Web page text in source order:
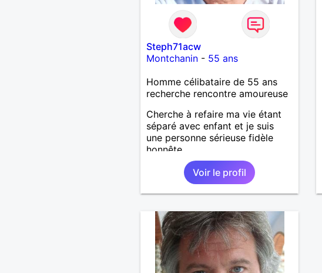
Steph71acw
Montchanin- 55 ans
Homme célibataire de 55 ans
recherche rencontre amoureuse
Cherche à refaire ma vie étant
séparé avec enfant et je suis
une personne sérieuse fidèle
honnête
Voir le profil